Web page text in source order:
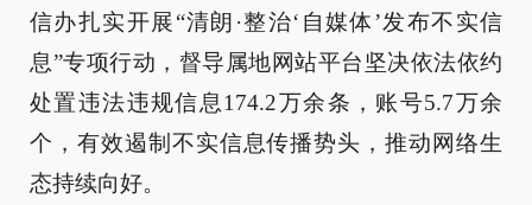
信办扎实开展“清朗·整治‘自媒体’发布不实信
息”专项行动，督导属地网站平台坚决依法依约
处置违法违规信息174.2万余条，账号5.7万余
个，有效遏制不实信息传播势头，推动网络生
态持续向好。